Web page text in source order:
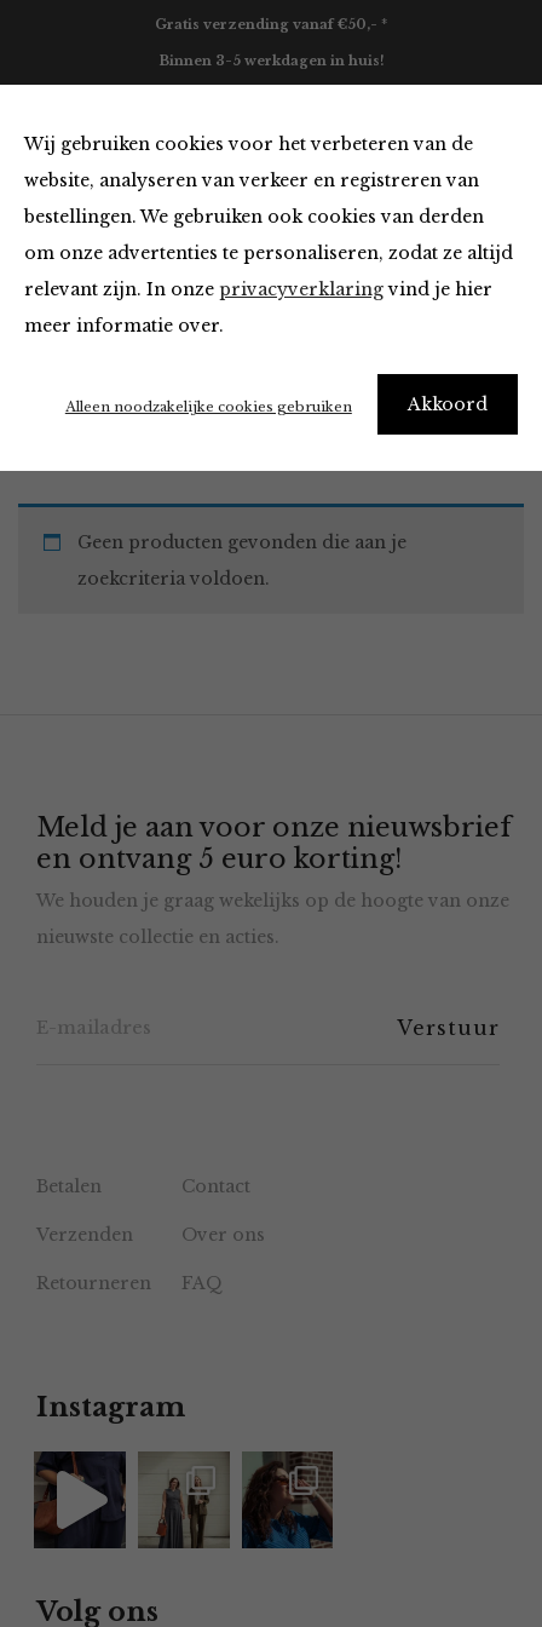
Wij gebruiken cookies voor het verbeteren van de
website, analyseren van verkeer en registreren van
bestellingen. We gebruiken ook cookies van derden
om onze advertenties te personaliseren, zodat ze altijd
relevant zijn. In onze privacyverklaringvind je hier
meer informatie over.
Akkoord
Alleen noodzakelijke cookies gebruiken
Gratis verzending vanaf €50,- *
Binnen 3-5 werkdagen in huis!
Must Haves
Home Winkel Accessoires Must Haves
Geen producten gevonden die aan je
zoekcriteria voldoen.
Meld je aan voor onze nieuwsbrief
en ontvang 5 euro korting!
We houden je graag wekelijks op de hoogte van onze
nieuwste collectie en acties.
Betalen Contact
Verzenden Over ons
Retourneren FAQ
Instagram
Volg ons